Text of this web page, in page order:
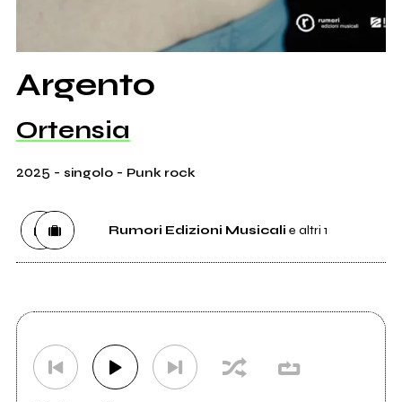
Argento
Ortensia
2025- singolo- Punk rock
Rumori Edizioni Musicali e altri 1